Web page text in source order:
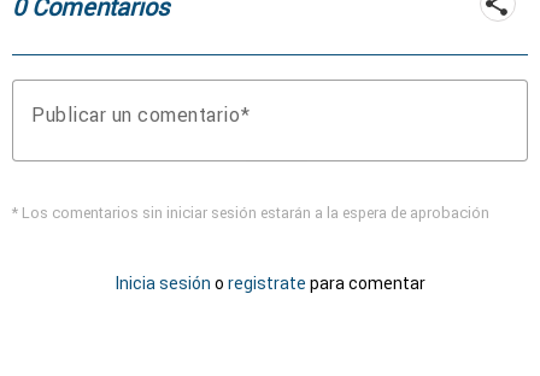
0 Comentarios
Publicar un comentario
* Los comentarios sin iniciar sesión estarán a la espera de aprobación
Inicia sesión o registrate para comentar